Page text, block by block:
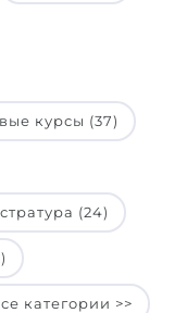
курсы (37)
(24)
категории >>